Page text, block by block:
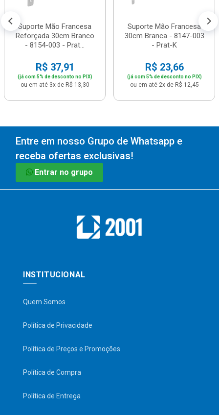
Suporte Mão Francesa
Reforçada 30cm Branco
- 8154-003 - Prat...
R$ 37,91
(já com 5% de desconto no PIX)
ou em até 3x de R$ 13,30
Suporte Mão Francesa
30cm Branca - 8147-003
- Prat-K
R$ 23,66
(já com 5% de desconto no PIX)
ou em até 2x de R$ 12,45
Entre em nosso Grupo de Whatsapp e
receba ofertas exclusivas!
Entrar no grupo
INSTITUCIONAL
Quem Somos
Política de Privacidade
Política de Preços e Promoções
Política de Compra
Política de Entrega